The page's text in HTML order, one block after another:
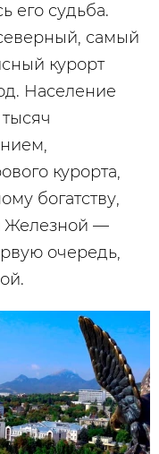
его судьба.
самый
курорт
Население
курорта,
богатству,
Железной —
очередь,